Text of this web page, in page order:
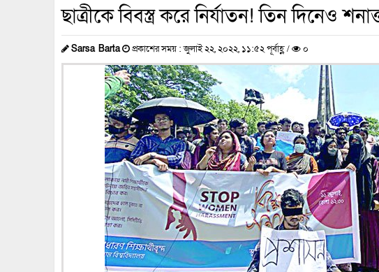
ছাত্রীকে বিবস্ত্র করে নির্যাতন! তিন দিনেও
Sarsa Barta প্রকাশের সময় : জুলাই ২২, ২০২২, ১১:৫২ পূর্বাহ্ণ / ০